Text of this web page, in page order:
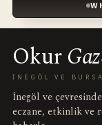
Okur
İNEGÖL VE
İnegöl ve
eczane, etkinlik ve